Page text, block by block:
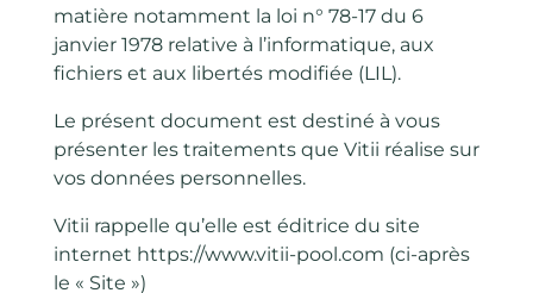
matière notamment la loi n° 78-17 du 6
janvier 1978 relative à l’informatique, aux
fichiers et aux libertés modifiée (LIL).
Le présent document est destiné à vous
présenter les traitements que Vitii réalise sur
vos données personnelles.
Vitii rappelle qu’elle est éditrice du site
internet https://www.vitii-pool.com (ci-après
le « Site »)